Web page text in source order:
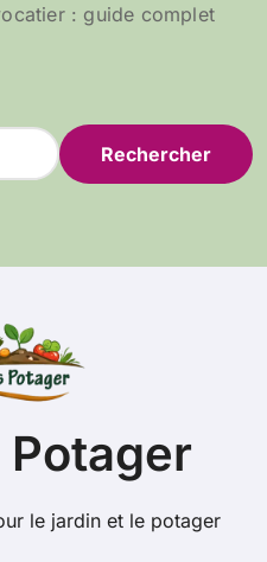
: guide complet
le jardin et le potager